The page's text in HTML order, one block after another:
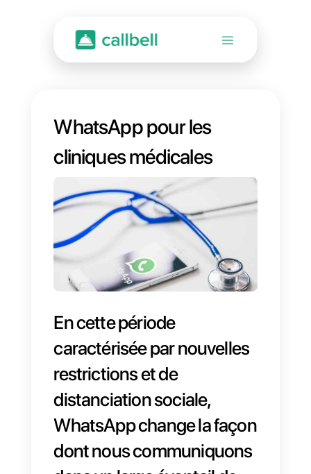
WhatsApp pour les
cliniques médicales
En cette période
caractérisée par nouvelles
restrictions et de